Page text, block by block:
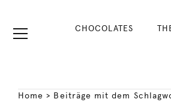
CHOCOLATES
Home > Beiträge mit dem